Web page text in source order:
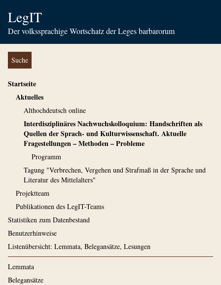
LegIT
Der volkssprachige Wortschatz der Leges barbarorum
Suche
Startseite
Aktuelles
Althochdeutsch online
Interdisziplinäres Nachwuchskolloquium: Handschriften als
Quellen der Sprach- und Kulturwissenschaft. Aktuelle
Fragestellungen – Methoden – Probleme
Programm
Tagung "Verbrechen, Vergehen und Strafmaß in der Sprache und
Literatur des Mittelalters"
Projektteam
Publikationen des LegIT-Teams
Statistiken zum Datenbestand
Benutzerhinweise
Listenübersicht: Lemmata, Belegansätze, Lesungen
Lemmata
Belegansätze